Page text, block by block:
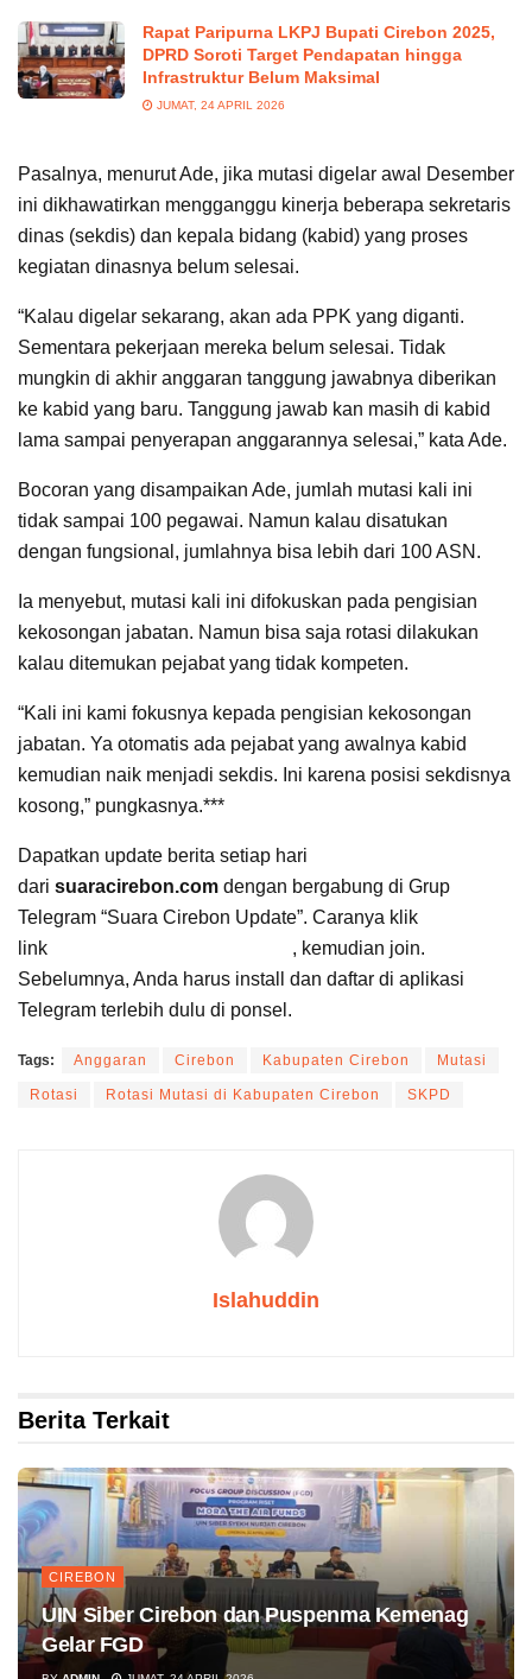
Rapat Paripurna LKPJ Bupati Cirebon 2025,
DPRD Soroti Target Pendapatan hingga
Infrastruktur Belum Maksimal
JUMAT, 24 APRIL 2026
Pasalnya, menurut Ade, jika mutasi digelar awal Desember
ini dikhawatirkan mengganggu kinerja beberapa sekretaris
dinas (sekdis) dan kepala bidang (kabid) yang proses
kegiatan dinasnya belum selesai.
“Kalau digelar sekarang, akan ada PPK yang diganti.
Sementara pekerjaan mereka belum selesai. Tidak
mungkin di akhir anggaran tanggung jawabnya diberikan
ke kabid yang baru. Tanggung jawab kan masih di kabid
lama sampai penyerapan anggarannya selesai,” kata Ade.
Bocoran yang disampaikan Ade, jumlah mutasi kali ini
tidak sampai 100 pegawai. Namun kalau disatukan
dengan fungsional, jumlahnya bisa lebih dari 100 ASN.
Ia menyebut, mutasi kali ini difokuskan pada pengisian
kekosongan jabatan. Namun bisa saja rotasi dilakukan
kalau ditemukan pejabat yang tidak kompeten.
“Kali ini kami fokusnya kepada pengisian kekosongan
jabatan. Ya otomatis ada pejabat yang awalnya kabid
kemudian naik menjadi sekdis. Ini karena posisi sekdisnya
kosong,” pungkasnya.***
Dapatkan update berita setiap hari
dari suaracirebon.com dengan bergabung di Grup
Telegram “Suara Cirebon Update”. Caranya klik
link
, kemudian join.
Sebelumnya, Anda harus install dan daftar di aplikasi
Telegram terlebih dulu di ponsel.
Tags: Anggaran Cirebon Kabupaten Cirebon Mutasi
Rotasi Rotasi Mutasi di Kabupaten Cirebon SKPD
Islahuddin
Berita Terkait
CIREBON
UIN Siber Cirebon dan Puspenma Kemenag
Gelar FGD